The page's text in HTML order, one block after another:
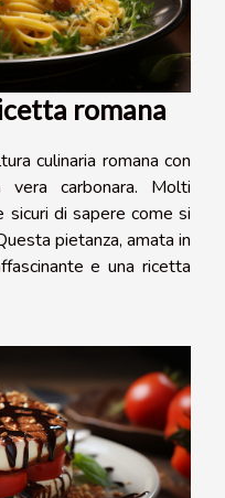
romana
culinaria romana con
carbonara. Molti
sicuri di sapere come si
pietanza, amata in
e una ricetta